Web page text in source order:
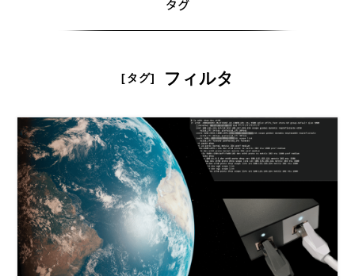
[タグ] フィルタ